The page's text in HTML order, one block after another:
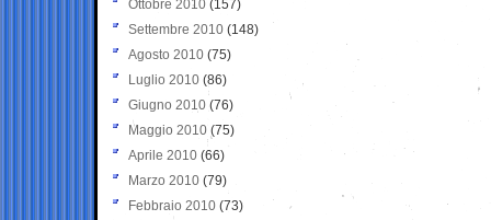
Ottobre 2010 (157)
Settembre 2010 (148)
Agosto 2010 (75)
Luglio 2010 (86)
Giugno 2010 (76)
Maggio 2010 (75)
Aprile 2010 (66)
Marzo 2010 (79)
Febbraio 2010 (73)